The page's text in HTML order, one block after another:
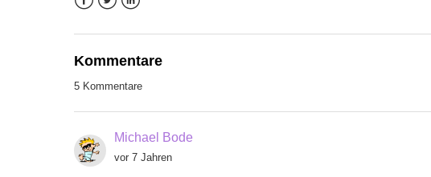
Kommentare
5 Kommentare
Michael Bode
vor 7 Jahren